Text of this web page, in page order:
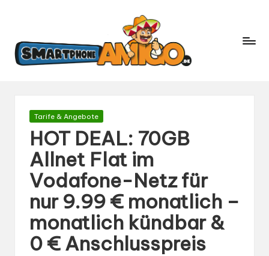
m
a
rt
in
der
Mobilfunk
Gepostet
Tarife & Angebote
HOT DEAL: 70GB
Allnet Flat im
Vodafone-Netz für
nur 9.99 € monatlich –
monatlich kündbar &
0 € Anschlusspreis